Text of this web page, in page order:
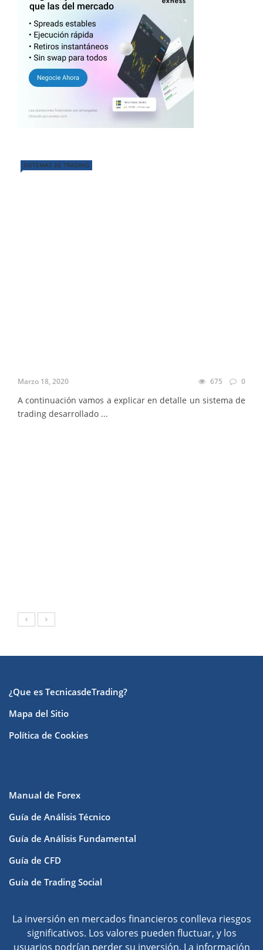
SISTEMAS DE TRADING
Marzo 18, 2020 675 0
A continuación vamos a explicar en detalle un sistema de
trading desarrollado ...
¿Que es TecnicasdeTrading?
Mapa del Sitio
Política de Cookies
Manual de Forex
Guía de Análisis Técnico
Guía de Análisis Fundamental
Guía de CFD
Guía de Trading Social
La inversión en mercados financieros conlleva riesgos
significativos. Los valores pueden fluctuar, y los
usuarios podrían perder su inversión. La información